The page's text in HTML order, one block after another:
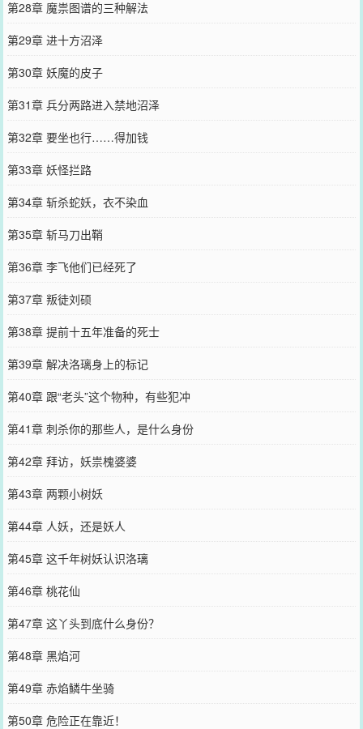
第28章 魔祟图谱的三种解法
第29章 进十方沼泽
第30章 妖魔的皮子
第31章 兵分两路进入禁地沼泽
第32章 要坐也行……得加钱
第33章 妖怪拦路
第34章 斩杀蛇妖，衣不染血
第35章 斩马刀出鞘
第36章 李飞他们已经死了
第37章 叛徒刘硕
第38章 提前十五年准备的死士
第39章 解决洛璃身上的标记
第40章 跟“老头”这个物种，有些犯冲
第41章 刺杀你的那些人，是什么身份
第42章 拜访，妖祟槐婆婆
第43章 两颗小树妖
第44章 人妖，还是妖人
第45章 这千年树妖认识洛璃
第46章 桃花仙
第47章 这丫头到底什么身份？
第48章 黑焰河
第49章 赤焰鳞牛坐骑
第50章 危险正在靠近！